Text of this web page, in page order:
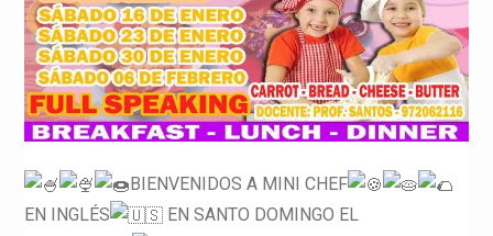
BIENVENIDOS A MINI CHEF
EN INGLÉS
EN SANTO DOMINGO EL